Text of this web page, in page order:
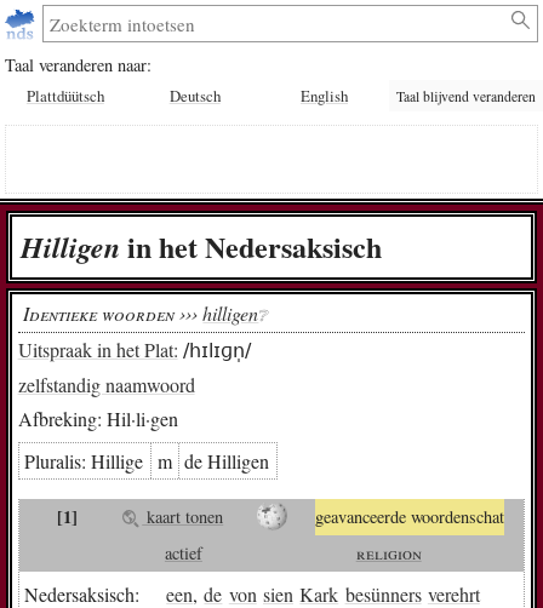
Taal veranderen naar:
Plattdüütsch Deutsch English Taal blijvend veranderen
Hil­li­gen in het Nedersaksisch
Uitspraak in het Plat: /hɪlɪɡn̩/
zelfstandig naamwoord
Afbreking: Hil·li·gen
Pluralis:Hil­li­ge m de Hil­li­gen
[1] kaart tonen
geavanceerde woordenschat
actief
religion
Nedersaksisch: een,de von sien Kark besünners verehrt
Identieke woorden ››› hilligen❔︎